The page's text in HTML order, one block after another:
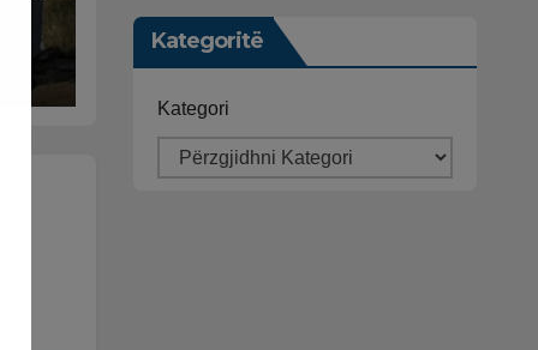
Kategoritë
Kategori